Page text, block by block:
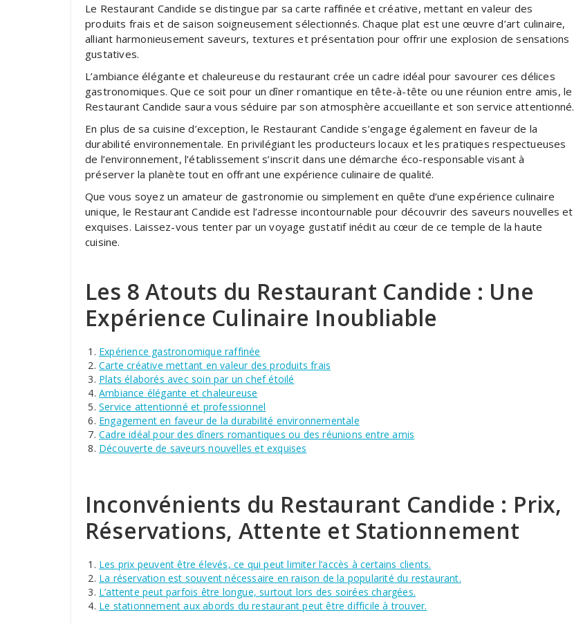
Le Restaurant Candide se distingue par sa carte raffinée et créative, mettant en valeur des
produits frais et de saison soigneusement sélectionnés. Chaque plat est une œuvre d’art culinaire,
alliant harmonieusement saveurs, textures et présentation pour offrir une explosion de sensations
gustatives.
L’ambiance élégante et chaleureuse du restaurant crée un cadre idéal pour savourer ces délices
gastronomiques. Que ce soit pour un dîner romantique en tête-à-tête ou une réunion entre amis, le
Restaurant Candide saura vous séduire par son atmosphère accueillante et son service attentionné.
En plus de sa cuisine d’exception, le Restaurant Candide s’engage également en faveur de la
durabilité environnementale. En privilégiant les producteurs locaux et les pratiques respectueuses
de l’environnement, l’établissement s’inscrit dans une démarche éco-responsable visant à
préserver la planète tout en offrant une expérience culinaire de qualité.
Que vous soyez un amateur de gastronomie ou simplement en quête d’une expérience culinaire
unique, le Restaurant Candide est l’adresse incontournable pour découvrir des saveurs nouvelles et
exquises. Laissez-vous tenter par un voyage gustatif inédit au cœur de ce temple de la haute
cuisine.
Les 8 Atouts du Restaurant Candide : Une
Expérience Culinaire Inoubliable
Expérience gastronomique raffinée
Carte créative mettant en valeur des produits frais
Plats élaborés avec soin par un chef étoilé
Ambiance élégante et chaleureuse
Service attentionné et professionnel
Engagement en faveur de la durabilité environnementale
Cadre idéal pour des dîners romantiques ou des réunions entre amis
Découverte de saveurs nouvelles et exquises
Inconvénients du Restaurant Candide : Prix,
Réservations, Attente et Stationnement
Les prix peuvent être élevés, ce qui peut limiter l’accès à certains clients.
La réservation est souvent nécessaire en raison de la popularité du restaurant.
L’attente peut parfois être longue, surtout lors des soirées chargées.
Le stationnement aux abords du restaurant peut être difficile à trouver.